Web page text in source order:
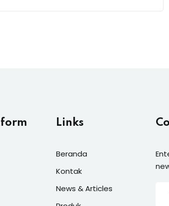
Links
Beranda
Kontak
News & Articles